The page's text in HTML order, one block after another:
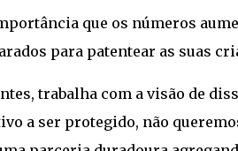
que os números
para patentear as suas
trabalha com a visão de
a ser protegido, não